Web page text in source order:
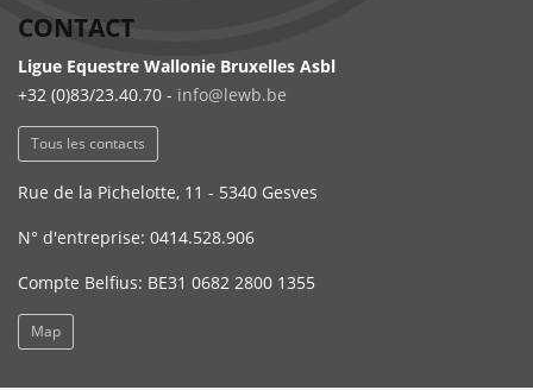
CONTACT
Ligue Equestre Wallonie Bruxelles Asbl
+32 (0)83/23.40.70 - info@lewb.be
Tous les contacts
Rue de la Pichelotte, 11 - 5340 Gesves
N° d'entreprise: 0414.528.906
Compte Belfius: BE31 0682 2800 1355
Map